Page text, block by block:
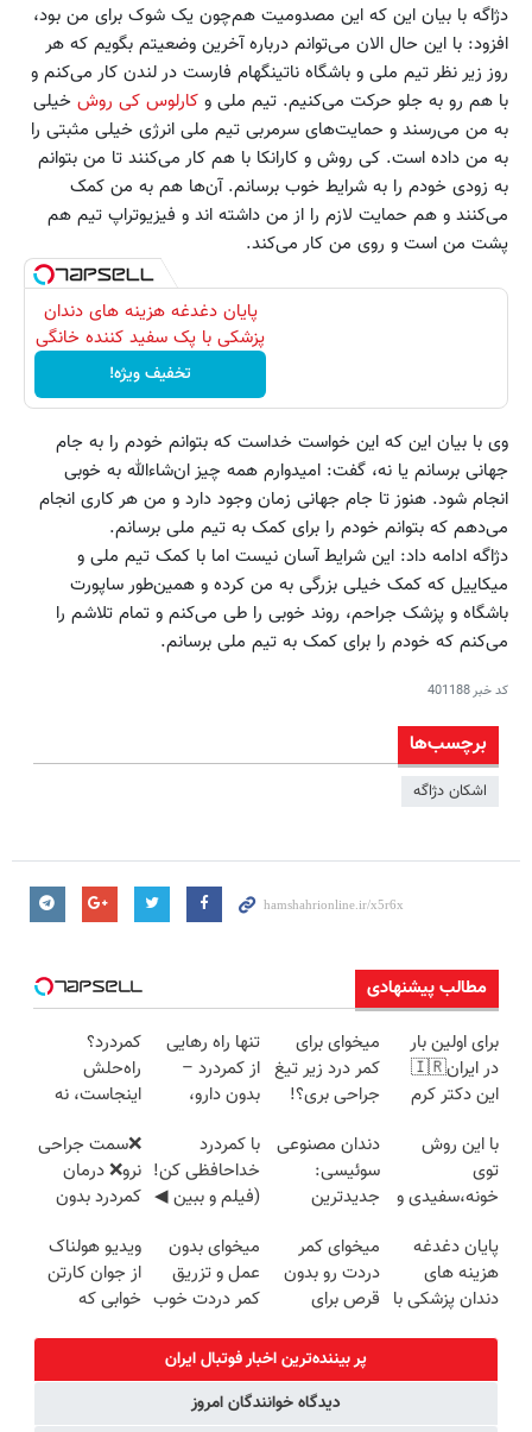
دژاگه با بیان این که این مصدومیت هم‌چون یک شوک برای من بود،
افزود: با این حال الان می‌توانم درباره آخرین وضعیتم بگویم که هر
روز زیر نظر تیم ملی و باشگاه ناتینگهام فارست در لندن کار می‌کنم و
با هم رو به جلو حرکت می‌کنیم. تیم ملی و کارلوس کی روش خیلی
به من می‌رسند و حمایت‌های سرمربی تیم ملی انرژی خیلی مثبتی را
به من داده است. کی روش و کارانکا با هم کار می‌کنند تا من بتوانم
به زودی خودم را به شرایط خوب برسانم. آن‌ها هم به من کمک
می‌کنند و هم حمایت لازم را از من داشته اند و فیزیوتراپ تیم هم
پشت من است و روی من کار می‌کند.
پایان دغدغه هزینه های دندان
پزشکی با پک سفید کننده خانگی
تخفیف ویژه!
وی با بیان این که این خواست خداست که بتوانم خودم را به جام
جهانی برسانم یا نه، گفت: امیدوارم همه چیز ان‌شاءالله به خوبی
انجام شود. هنوز تا جام جهانی زمان وجود دارد و من هر کاری انجام
می‌دهم که بتوانم خودم را برای کمک به تیم ملی برسانم.
دژاگه ادامه داد: این شرایط آسان نیست اما با کمک تیم ملی و
میکاییل که کمک خیلی بزرگی به من کرده و همین‌طور ساپورت
باشگاه و پزشک جراحم، روند خوبی را طی می‌کنم و تمام تلاشم را
می‌کنم که خودم را برای کمک به تیم ملی برسانم.
کد خبر401188
برچسب‌ها
اشکان دژاگه
مطالب پیشنهادی
برای اولین بار
در ایران🇮🇷
این دکتر کرم
روزه ساخت!
میخوای برای
کمر درد زیر تیغ
جراحی بری؟!
پر کن◖
تنها راه رهایی
از کمردرد –
بدون دارو،
«فرم پر کن»
کمردرد؟
راه‌حلش
اینجاست، نه
با این روش
توی
خونه،سفیدی و
برگردون
(40%off)
دندان مصنوعی
سوئیسی:
جدیدترین
سبک و مقاوم |
پرداخت قسطی
با کمردرد
خداحافظی کن!
(فیلم و ببین ◀
پرکن)
❌سمت جراحی
نرو❌ درمان
کمردرد بدون
پایان دغدغه
هزینه های
دندان پزشکی با
میخوای کمر
دردت رو بدون
قرص برای
کنی؟
(◂پرسش‌نامه
رو پر کن)
میخوای بدون
عمل و تزریق
کمر دردت خوب
◂پرسش‌نامه رو
پرکن
ویدیو هولناک
از جوان کارتن
خوابی که
پر بیننده‌ترین اخبار فوتبال ايران
دیدگاه خوانندگان امروز